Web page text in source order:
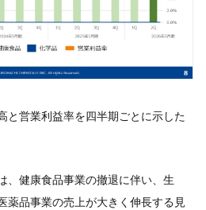
と営業利益率を四半期ごとに示した
、健康食品事業の撤退に伴い、生
薬品事業の売上が大きく伸長する見